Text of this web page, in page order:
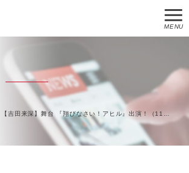
MENU
【吉田来深】舞台 『翔びなさい！アヒル』出演！（11/27 ～ 12/1) / 公演チケット発売開始！